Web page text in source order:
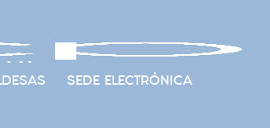
SEDE ELECTRÓNICA